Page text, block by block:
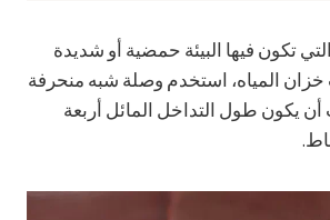
تكون فيها البيئة حمضية أو شديدة
خزان المياه، استخدم وصلة شبه منحرفة
يكون طول التداخل المائل أربعة